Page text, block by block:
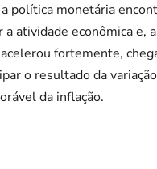
política monetária
a atividade econômica
fortemente,
o resultado da
da inflação.